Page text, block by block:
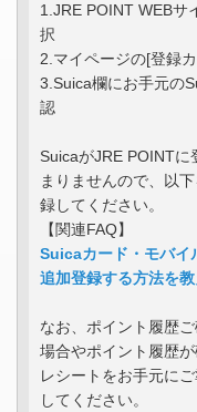
1.JRE POINT WEBサ
択
2.マイページの[登録
3.Suica欄にお手元の
認
SuicaがJRE POINTに
まりませんので、以
録してください。
【関連FAQ】
Suicaカード・モバイ
追加登録する方法を
なお、ポイント履歴
場合やポイント履歴
レシートをお手元に
してください。